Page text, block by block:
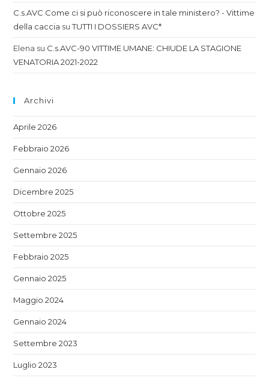
C.s.AVC Come ci si può riconoscere in tale ministero? - Vittime
della caccia suTUTTI I DOSSIERS AVC*
Elena su C.s.AVC-90 VITTIME UMANE: CHIUDE LA STAGIONE
VENATORIA 2021-2022
Archivi
Aprile 2026
Febbraio 2026
Gennaio 2026
Dicembre 2025
Ottobre 2025
Settembre 2025
Febbraio 2025
Gennaio 2025
Maggio 2024
Gennaio 2024
Settembre 2023
Luglio 2023